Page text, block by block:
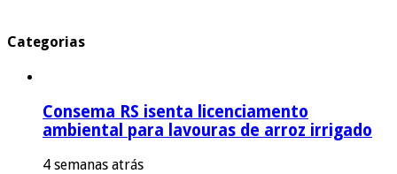
Categorias
Consema RS isenta licenciamento
ambiental para lavouras de arroz irrigado
4 semanas atrás